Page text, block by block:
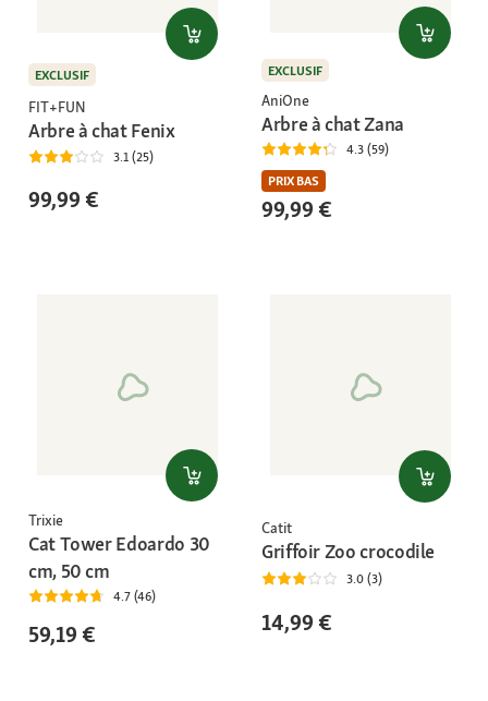
EXCLUSIF
FIT+FUN
Arbre à chat Fenix
3.1 (25)
99,99 €
EXCLUSIF
AniOne
Arbre à chat Zana
4.3 (59)
PRIX BAS
99,99 €
Trixie
Cat Tower Edoardo 30
cm, 50 cm
4.7 (46)
59,19 €
Catit
Griffoir Zoo crocodile
3.0 (3)
14,99 €